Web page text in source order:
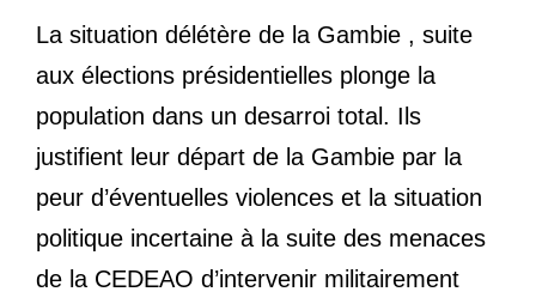
La situation délétère de la Gambie , suite
aux élections présidentielles plonge la
population dans un desarroi total. Ils
justifient leur départ de la Gambie par la
peur d’éventuelles violences et la situation
politique incertaine à la suite des menaces
de la CEDEAO d’intervenir militairement